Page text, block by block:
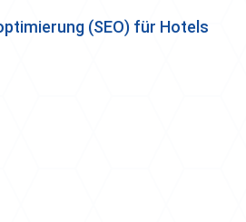
(SEO) für Hotels